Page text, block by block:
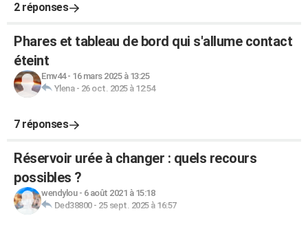
2 réponses
Phares et tableau de bord qui s'allume contact
éteint
Emv44- 16 mars 2025 à 13:25
Ylena- 26 oct. 2025 à 12:54
7 réponses
Réservoir urée à changer : quels recours
possibles ?
wendylou- 6 août 2021 à 15:18
Ded38800- 25 sept. 2025 à 16:57